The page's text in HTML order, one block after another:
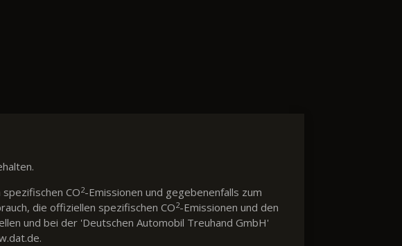
CO2-Emissionen und gegebenenfalls zum
die offiziellen spezifischen CO2-Emissionen und den
und bei der 'Deutschen Automobil Treuhand GmbH'